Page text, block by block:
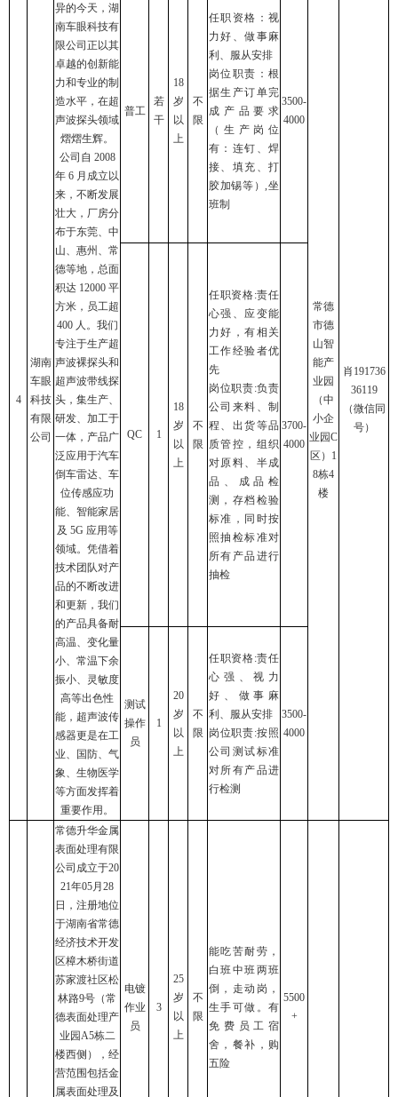
4
湖南
车眼
科技
有限
公司
异的今天，湖
南车眼科技有
限公司正以其
卓越的创新能
力和专业的制
造水平，在超
声波探头领域
熠熠生辉。
公司自 2008
年 6 月成立以
来，不断发展
壮大，厂房分
布于东莞、中
山、惠州、常
德等地，总面
积达 12000 平
方米，员工超
400 人。我们
专注于生产超
声波裸探头和
超声波带线探
头，集生产、
研发、加工于
一体，产品广
泛应用于汽车
倒车雷达、车
位传感应功
能、智能家居
及 5G 应用等
领域。凭借着
技术团队对产
品的不断改进
和更新，我们
的产品具备耐
高温、变化量
小、常温下余
振小、灵敏度
高等出色性
能，超声波传
感器更是在工
业、国防、气
象、生物医学
等方面发挥着
重要作用。
普工
若
干
18
岁
以
上
不
限
任职资格：视
力好、做事麻
利、服从安排
岗位职责：根
据生产订单完
成产品要求
（生产岗位
有：连钉、焊
接、填充、打
胶加锡等）,坐
班制
3500-
4000
常德
市德
山智
能产
业园
（中
小企
业园C
区）1
8栋4
楼
肖191736
36119
（微信同
号）
QC 1
18
岁
以
上
不
限
任职资格:责任
心强、应变能
力好，有相关
工作经验者优
先
岗位职责:负责
公司来料、制
程、出货等品
质管控，组织
对原料、半成
品、成品检
测，存档检验
标准，同时按
照抽检标准对
所有产品进行
抽检
3700-
4000
测试
操作
员
1
20
岁
以
上
不
限
任职资格:责任
心强、视力
好、做事麻
利、服从安排
岗位职责:按照
公司测试标准
对所有产品进
行检测
3500-
4000
常德升华金属
表面处理有限
公司成立于20
21年05月28
日，注册地位
于湖南省常德
经济技术开发
区樟木桥街道
苏家渡社区松
林路9号（常
德表面处理产
业园A5栋二
楼西侧），经
营范围包括金
属表面处理及
电镀
作业
员
3
25
岁
以
上
不
限
能吃苦耐劳，
白班中班两班
倒，走动岗，
生手可做。有
免费员工宿
舍，餐补，购
五险
5500
+